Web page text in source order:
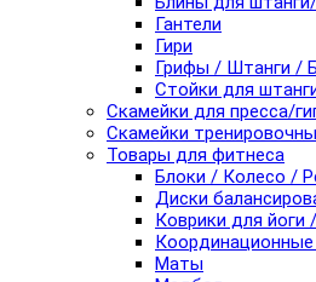
Гантели
Гири
Грифы / Штанги /
Стойки для
Скамейки для пресса/
Скамейки
Товары для фитнеса
Блоки / Колесо /
Диски
Коврики для йоги
Маты